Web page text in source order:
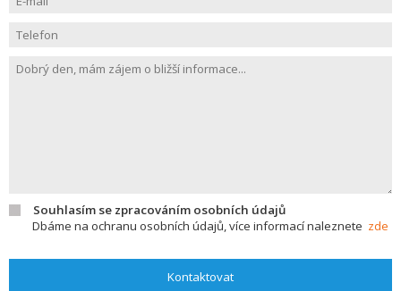
Souhlasím se zpracováním osobních údajů
Dbáme na ochranu osobních údajů, více informací naleznete zde
Kontaktovat